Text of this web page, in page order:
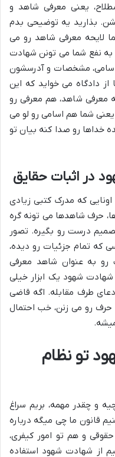
یعنی معرفی شاهد و
بذارید یه توضیحی بدم
لایحه معرفی شاهد رو می
به نفع شما می تونن شهادت
اسامی، مشخصات و آدرسشون
دادگاه می خواید که این
معرفی شاهد، هم معرفی رو
شما هم اسامی رو لو می
خداها رو صدا کنه بیان تو
در اثبات حقایق
که مدرک کتبی زیادی
حرف شاهدها می تونه گره
درست رو بگیره. تصور
که تمام جزئیات رو دیده،
به عنوان شاهد معرفی
شهود یک ابزار خیلی
طرف مقابله. اگه قاضی
حرف رو می زنن، خب احتمال
تو نظام
و چقدر مهمه، بریم سراغ
قانون ما چی میگه درباره
و هم تو امور کیفری،
از شهادت شهود استفاده